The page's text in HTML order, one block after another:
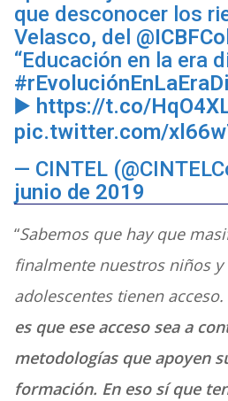
que desconocer los
Velasco, del
“Educación en la era
▶️ https://t.co/
pic.twitter.com/
— CINTEL
junio de 2019
“Sabemos que hay que
finalmente nuestros niños y
adolescentes tienen acceso.
es que ese acceso sea a
metodologías que apoyen
formación. En eso sí que